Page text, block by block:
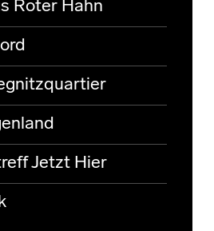
Roter Hahn
Jetzt Hier